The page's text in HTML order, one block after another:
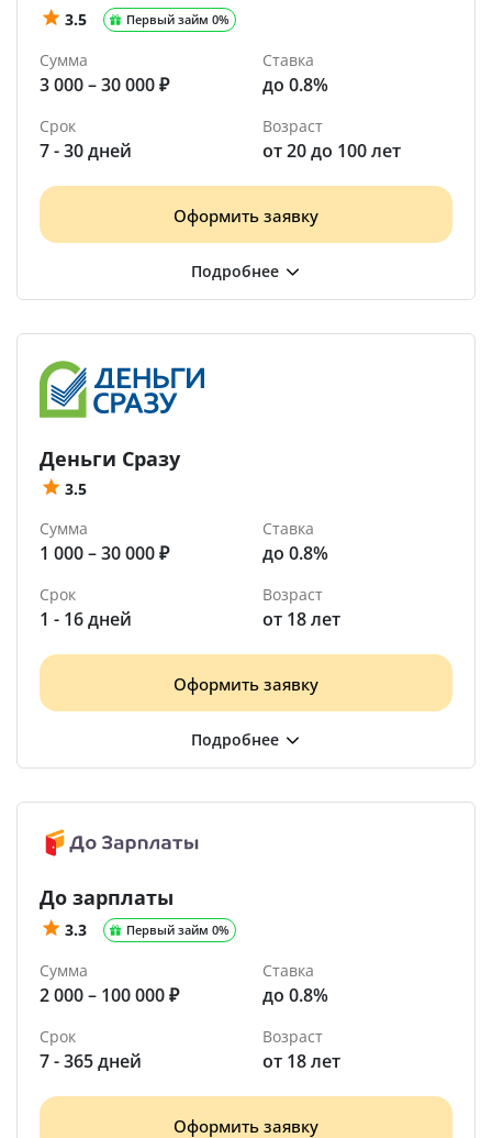
3.5 Первый займ 0%
Сумма
3 000 – 30 000 ₽
Ставка
до 0.8%
Срок
7 - 30 дней
Возраст
от 20 до 100 лет
Оформить заявку
Деньги Сразу
3.5
Сумма
1 000 – 30 000 ₽
Ставка
до 0.8%
Срок
1 - 16 дней
Возраст
от 18 лет
Оформить заявку
До зарплаты
3.3 Первый займ 0%
Сумма
2 000 – 100 000 ₽
Ставка
до 0.8%
Срок
7 - 365 дней
Возраст
от 18 лет
Оформить заявку